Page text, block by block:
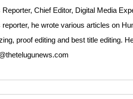
Reporter, Chief Editor, Digital Media
reporter, he wrote various articles on
proof editing and best title editing.